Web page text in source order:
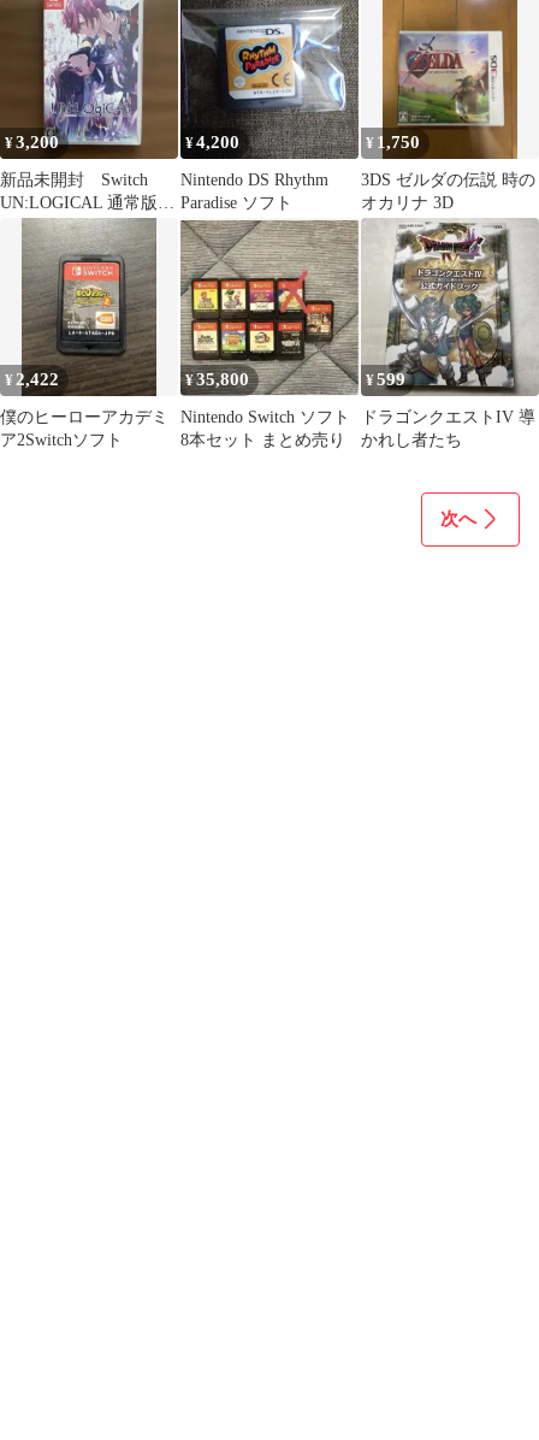
3DS
¥3,200
新品未開封 Switch
UN:LOGICAL 通常版
アンロジカル
¥4,200
Nintendo DS Rhythm
Paradise ソフト
¥ 1,750
3DS ゼルダの伝説 時の
オカリナ 3D
¥2,422
僕のヒーローアカデミ
ア2Switchソフト
¥35,800
Nintendo Switch ソフト
8本セット まとめ売り
¥599
ドラゴンクエストIV 導
かれし者たち
次へ